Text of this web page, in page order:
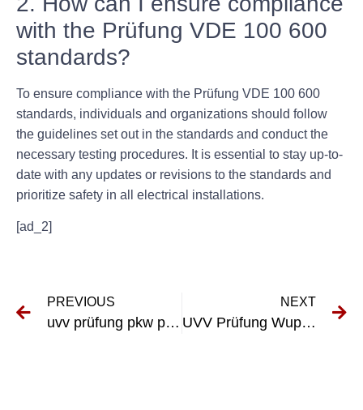
with the Prüfung VDE 100 600
standards?
To ensure compliance with the Prüfung VDE 100 600
standards, individuals and organizations should follow
the guidelines set out in the standards and conduct the
necessary testing procedures. It is essential to stay up-to-
date with any updates or revisions to the standards and
prioritize safety in all electrical installations.
[ad_2]
PREVIOUS
uvv prüfung pkw protokoll
NEXT
UVV Prüfung Wuppertal